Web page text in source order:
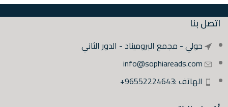
اتصل بنا
حولي - مجمع البروميناد - الدور الثاني
info@sophiareads.com
الهاتف :96552224643+